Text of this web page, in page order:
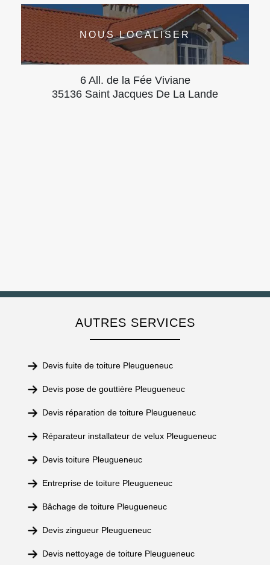
NOUS LOCALISER
6 All. de la Fée Viviane
35136 Saint Jacques De La Lande
AUTRES SERVICES
Devis fuite de toiture Pleugueneuc
Devis pose de gouttière Pleugueneuc
Devis réparation de toiture Pleugueneuc
Réparateur installateur de velux Pleugueneuc
Devis toiture Pleugueneuc
Entreprise de toiture Pleugueneuc
Bâchage de toiture Pleugueneuc
Devis zingueur Pleugueneuc
Devis nettoyage de toiture Pleugueneuc